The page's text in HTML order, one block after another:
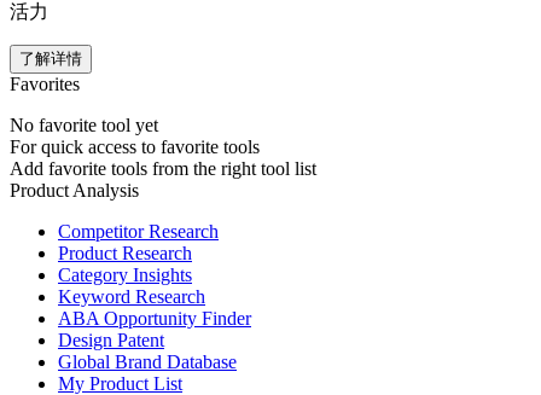
活力
了解详情
Favorites
No favorite tool yet
For quick access to favorite tools
Add favorite tools from the right tool list
Product Analysis
Competitor Research
Product Research
Category Insights
Keyword Research
ABA Opportunity Finder
Design Patent
Global Brand Database
My Product List